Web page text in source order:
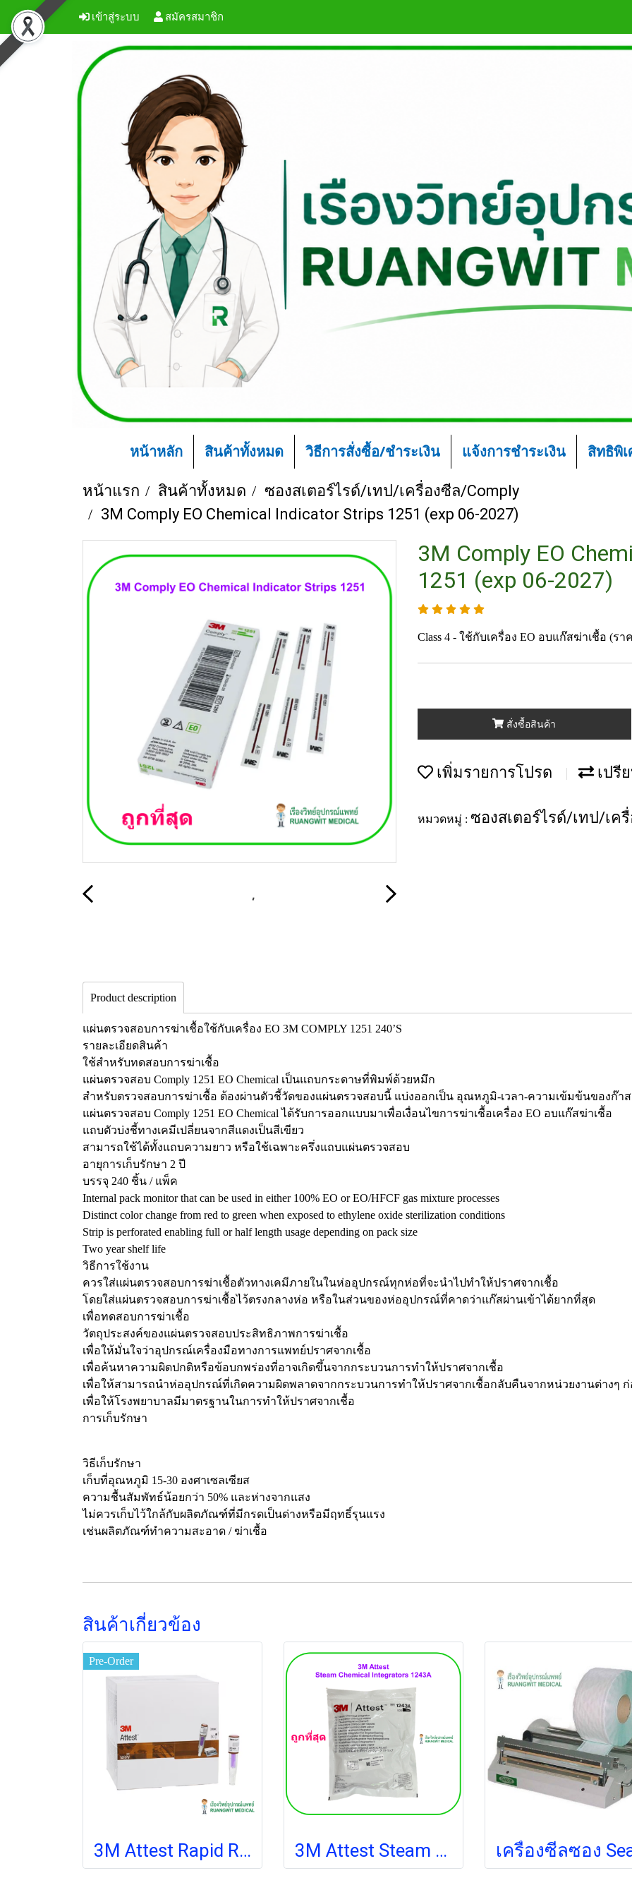
เข้าสู่ระบบ สมัครสมาชิก
หน้าหลัก สินค้าทั้งหมด วิธีการสั่งซื้อ/ชำระเงิน แจ้งการชำระเงิน สิทธิพิ
หน้าแรก สินค้าทั้งหมด
ซองสเตอร์ไรด์/เทป/เครื่องซีล/Comply
3M Comply EO Chemical Indicator Strips 1251 (exp 06-2027)
3M Comply EO
1251 (exp 06-2027)
Class 4 - ใช้กับเครื่อง EO อบแก๊สฆ่าเชื้อ (ร
สั่งซื้อสินค้า
เพิ่มรายการโปรด เปรี
หมวดหมู่ : ซองสเตอร์ไรด์/เทป/เค
Product description
แผ่นตรวจสอบการฆ่าเชื้อใช้กับเครื่อง EO 3M COMPLY 1251 240’S
รายละเอียดสินค้า
ใช้สำหรับทดสอบการฆ่าเชื้อ
แผ่นตรวจสอบ Comply 1251 EO Chemical เป็นแถบกระดาษที่พิมพ์ด้วยหมึก
สำหรับตรวจสอบการฆ่าเชื้อ ต้องผ่านตัวชี้วัดของแผ่นตรวจสอบนี้ แบ่งออกเป็น อุณหภูมิ-เวลา-ความเข้มข้นของก๊าส
แผ่นตรวจสอบ Comply 1251 EO Chemical ได้รับการออกแบบมาเพื่อเงื่อนไขการฆ่าเชื้อเครื่อง EO อบแก๊สฆ่าเชื้อ
แถบตัวบ่งชี้ทางเคมีเปลี่ยนจากสีแดงเป็นสีเขียว
สามารถใช้ได้ทั้งแถบความยาว หรือใช้เฉพาะครึ่งแถบแผ่นตรวจสอบ
อายุการเก็บรักษา 2 ปี
บรรจุ 240 ชิ้น / แพ็ค
Internal pack monitor that can be used in either 100% EO or EO/HFCF gas mixture processes
Distinct color change from red to green when exposed to ethylene oxide sterilization conditions
Strip is perforated enabling full or half length usage depending on pack size
Two year shelf life
วิธีการใช้งาน
ควรใส่แผ่นตรวจสอบการฆ่าเชื้อตัวทางเคมีภายในในห่ออุปกรณ์ทุกห่อที่จะนำไปทำให้ปราศจากเชื้อ
โดยใส่แผ่นตรวจสอบการฆ่าเชื้อไว้ตรงกลางห่อ หรือในส่วนของห่ออุปกรณ์ที่คาดว่าแก๊สผ่านเข้าได้ยากที่สุด
เพื่อทดสอบการฆ่าเชื้อ
วัตถุประสงค์ของแผ่นตรวจสอบประสิทธิภาพการฆ่าเชื้อ
เพื่อให้มั่นใจว่าอุปกรณ์เครื่องมือทางการแพทย์ปราศจากเชื้อ
เพื่อค้นหาความผิดปกติหรือข้อบกพร่องที่อาจเกิดขึ้นจากกระบวนการทำให้ปราศจากเชื้อ
เพื่อให้สามารถนำห่ออุปกรณ์ที่เกิดความผิดพลาดจากกระบวนการทำให้ปราศจากเชื้อกลับคืนจากหน่วยงานต่างๆ
เพื่อให้โรงพยาบาลมีมาตรฐานในการทำให้ปราศจากเชื้อ
การเก็บรักษา
วิธีเก็บรักษา
เก็บที่อุณหภูมิ 15-30 องศาเซลเซียส
ความชื้นสัมพัทธ์น้อยกว่า 50% และห่างจากแสง
ไม่ควรเก็บไว้ใกล้กับผลิตภัณฑ์ที่มีกรดเป็นด่างหรือมีฤทธิ์รุนแรง
เช่นผลิตภัณฑ์ทำความสะอาด / ฆ่าเชื้อ
สินค้าเกี่ยวข้อง
Pre-Order
3M Attest Rapid Readout Biological Indicator 1492 V (โอนก่อนและรอสินค้า 2 สัปดาห์) 3M Attest Steam Chemical Integrators 1243A (ยกห่อ) แผ่นตรวจสอบการปราศจากเชื้อ